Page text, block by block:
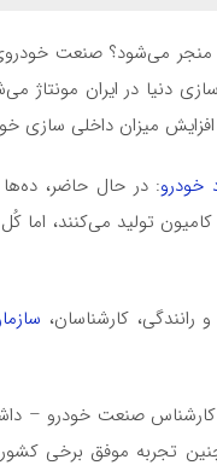
دنیا در ایران مونتاژ
افزایش میزان داخلی سازی
خودرو: در حال حاضر،
کارشناسان،
صنعت خودرو –
تجربه موفق برخی